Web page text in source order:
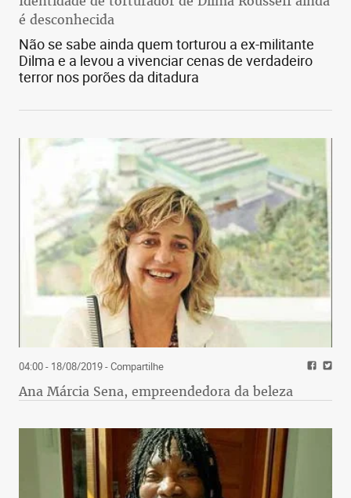
é desconhecida
Não se sabe ainda quem torturou a ex-militante
Dilma e a levou a vivenciar cenas de verdadeiro
terror nos porões da ditadura
04:00 - 18/08/2019- Compartilhe
Ana Márcia Sena, empreendedora da beleza